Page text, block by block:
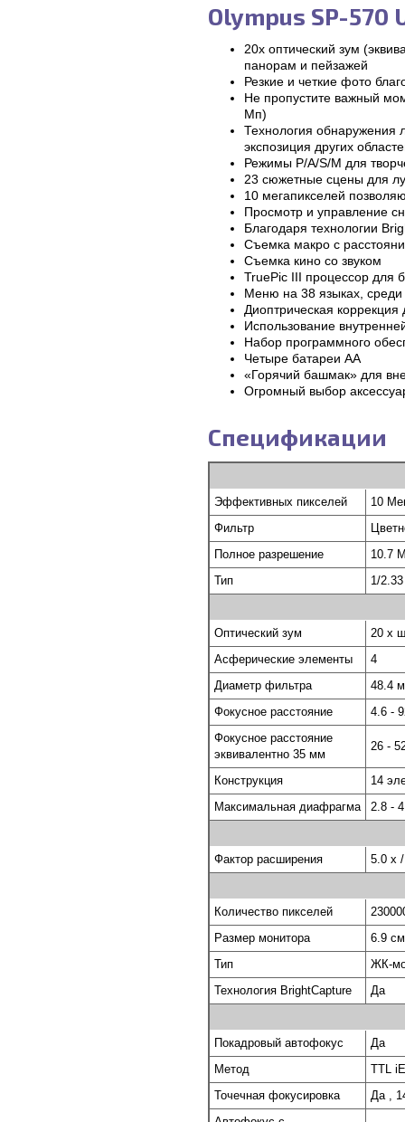
Olympus SP-570
20x оптический зум
панорам и пейзажей
Резкие и четкие фото
Не пропустите важный
Мп)
Технология обнаружения
экспозиция других
Режимы P/A/S/M для
23 сюжетные сцены для
10 мегапикселей
Просмотр и управление
Благодаря технологии
Съемка макро с
Съемка кино со звуком
TruePic III процессор для
Меню на 38 языках, среди
Диоптрическая коррекция
Использование
Набор программного
Четыре батареи АА
«Горячий башмак» для
Огромный выбор
Спецификации
Эффективных пикселей
10
Фильтр
Полное разрешение
10.7
Тип
1/
Оптический зум
20 x
Асферические элементы
4
Диаметр фильтра
48.4
Фокусное расстояние
4.6 -
Фокусное расстояние
эквивалентно 35 мм
26 -
Конструкция
14
Максимальная диафрагма
2.8 -
Фактор расширения 5.0 x
Количество пикселей
Размер монитора
6.9
Тип
ЖК-
Технология BrightCapture
Да
Покадровый автофокус
Да
Метод
TTL
Точечная фокусировка
Да ,